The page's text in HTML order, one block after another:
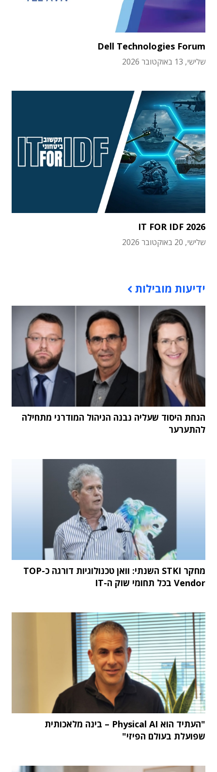
Dell Technologies Forum
שלישי, 13 באוקטובר 2026
IT FOR IDF 2026
שלישי, 20 באוקטובר 2026
ידיעות מובילות
הנחת היסוד שעליה נבנה הניהול המודרני מתחילה
להתערער
מחקר STKI השנתי: וואן טכנולוגיות דורגה כ-TOP
Vendor בכל תחומי שוק ה-IT
"העתיד הוא Physical AI – בינה מלאכותית
שפועלת בעולם הפיזי"